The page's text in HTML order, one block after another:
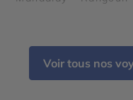
Voir tous nos